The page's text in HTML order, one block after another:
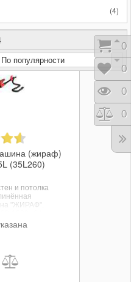
(4)
По популярности
(жираф)
(35L260)
и потолка
"ЖИРАФ".
0
0
0
0